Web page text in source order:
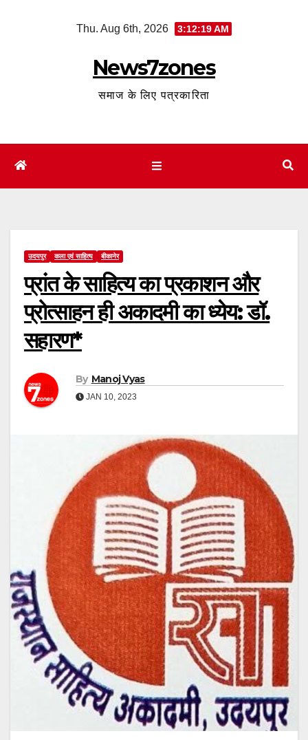
Thu. Aug 6th, 2026 3:12:20 AM
News7zones
समाज के लिए पत्रकारिता
उदयपुर कला एवं साहित्य बीकानेर
प्रांत के साहित्य का प्रकाशन और
प्रोत्साहन ही अकादमी का ध्येय: डॉ.
सहारण*
By Manoj Vyas
JAN 10, 2023